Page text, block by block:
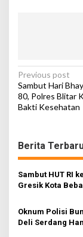
P
o
s
n
a
v
g
a
Previous post
Sambut Hari
80, Polres Blitar
Bakti Kesehatan
Berita
Sambut HUT RI
Gresik Kota
Oknum Polisi
Deli Serdang